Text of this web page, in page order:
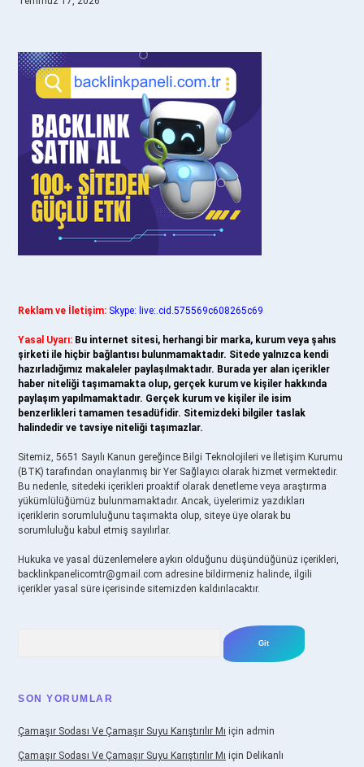
Reklam ve İletişim: Skype: live:.cid.575569c608265c69
Yasal Uyarı: Bu internet sitesi, herhangi bir marka, kurum veya şahıs
şirketi ile hiçbir bağlantısı bulunmamaktadır. Sitede yalnızca kendi
hazırladığımız makaleler paylaşılmaktadır. Burada yer alan içerikler
haber niteliği taşımamakta olup, gerçek kurum ve kişiler hakkında
paylaşım yapılmamaktadır. Gerçek kurum ve kişiler ile isim
benzerlikleri tamamen tesadüfidir. Sitemizdeki bilgiler taslak
halindedir ve tavsiye niteliği taşımazlar.
Sitemiz, 5651 Sayılı Kanun gereğince Bilgi Teknolojileri ve İletişim Kurumu
(BTK) tarafından onaylanmış bir Yer Sağlayıcı olarak hizmet vermektedir.
Bu nedenle, sitedeki içerikleri proaktif olarak denetleme veya araştırma
yükümlülüğümüz bulunmamaktadır. Ancak, üyelerimiz yazdıkları
içeriklerin sorumluluğunu taşımakta olup, siteye üye olarak bu
sorumluluğu kabul etmiş sayılırlar.
Hukuka ve yasal düzenlemelere aykırı olduğunu düşündüğünüz içerikleri,
backlinkpanelicomtr@gmail.com adresine bildirmeniz halinde, ilgili
içerikler yasal süre içerisinde sitemizden kaldırılacaktır.
SON YORUMLAR
Çamaşır Sodası Ve Çamaşır Suyu Karıştırılır Mı için admin
Çamaşır Sodası Ve Çamaşır Suyu Karıştırılır Mı için Delikanlı